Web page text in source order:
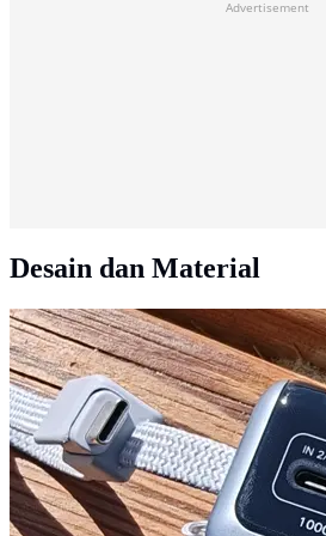
Advertisement
Desain dan Material